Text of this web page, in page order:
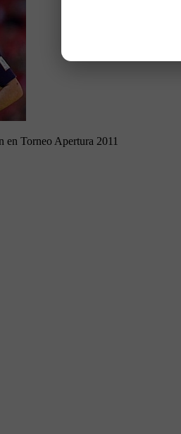
en Torneo Apertura 2011